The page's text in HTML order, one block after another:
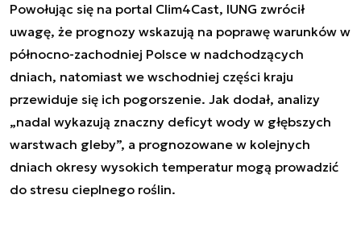
Powołując się na portal Clim4Cast, IUNG zwrócił
uwagę, że prognozy wskazują na poprawę warunków w
północno-zachodniej Polsce w nadchodzących
dniach, natomiast we wschodniej części kraju
przewiduje się ich pogorszenie. Jak dodał, analizy
„nadal wykazują znaczny deficyt wody w głębszych
warstwach gleby”, a prognozowane w kolejnych
dniach okresy wysokich temperatur mogą prowadzić
do stresu cieplnego roślin.